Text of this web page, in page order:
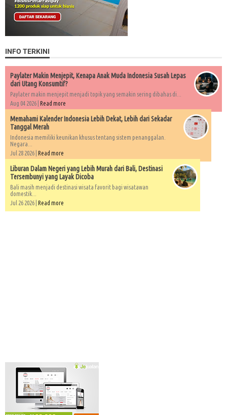
INFO TERKINI
Paylater Makin Menjepit, Kenapa Anak Muda Indonesia Susah Lepas
dari Utang Konsumtif?
Paylater makin menjepit menjadi topik yang semakin sering dibahas di...
Aug 04 2026 | Read more
Memahami Kalender Indonesia Lebih Dekat, Lebih dari Sekadar
Tanggal Merah
Indonesia memiliki keunikan khusus tentang sistem penanggalan.
Negara...
Jul 28 2026 | Read more
Liburan Dalam Negeri yang Lebih Murah dari Bali, Destinasi
Tersembunyi yang Layak Dicoba
Bali masih menjadi destinasi wisata favorit bagi wisatawan
domestik...
Jul 26 2026 | Read more